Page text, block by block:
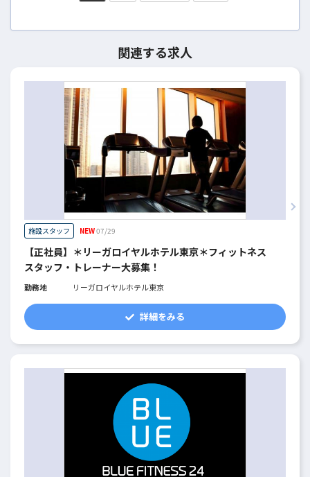
関連する求人
施設スタッフ NEW07/29
【正社員】＊リーガロイヤルホテル東京＊フィットネス
スタッフ・トレーナー大募集！
勤務地 リーガロイヤルホテル東京
詳細をみる